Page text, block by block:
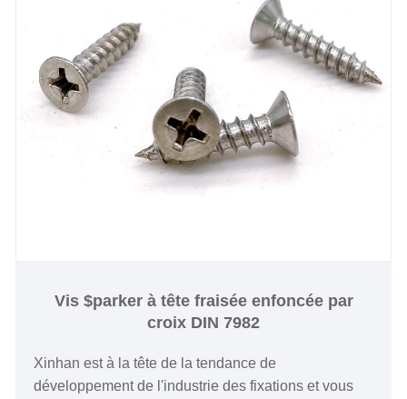
Vis $parker à tête fraisée enfoncée par
croix DIN 7982
Xinhan est à la tête de la tendance de
développement de l'industrie des fixations et vous